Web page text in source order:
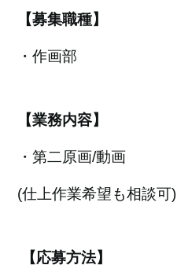
【募集職種】
・作画部
【業務内容】
・第二原画/動画
(仕上作業希望も相談可)
【応募方法】